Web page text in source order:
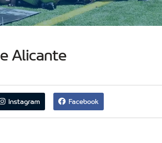
Alicante
Instagram Facebook